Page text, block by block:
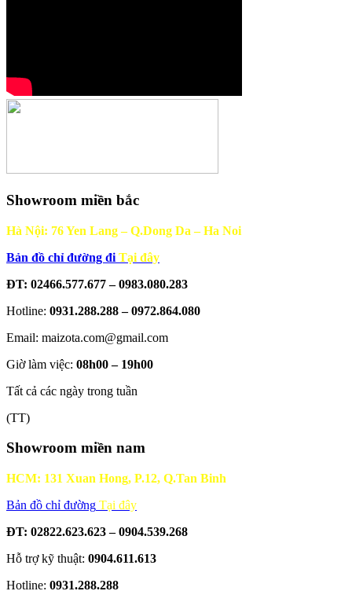
Showroom miền bắc
Hà Nội: 76 Yen Lang – Q.Dong Da – Ha Noi
Bản đồ chỉ đường đi Tại đây
ĐT: 02466.577.677 – 0983.080.283
Hotline: 0931.288.288 – 0972.864.080
Email: maizota.com@gmail.com
Giờ làm việc: 08h00 – 19h00
Tất cả các ngày trong tuần
(TT)
Showroom miền nam
HCM: 131 Xuan Hong, P.12, Q.Tan Binh
Bản đồ chỉ đường Tại đây
ĐT: 02822.623.623 – 0904.539.268
Hỗ trợ kỹ thuật: 0904.611.613
Hotline: 0931.288.288